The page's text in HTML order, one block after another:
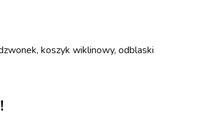
koszyk wiklinowy, odblaski